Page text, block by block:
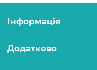
Інформація
Додатково